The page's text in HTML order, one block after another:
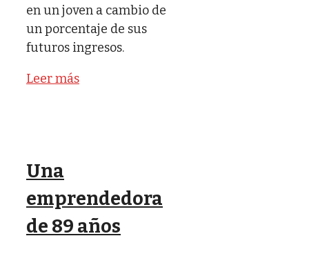
en un joven a cambio de
un porcentaje de sus
futuros ingresos.
Leer más
Una
emprendedora
de 89 años